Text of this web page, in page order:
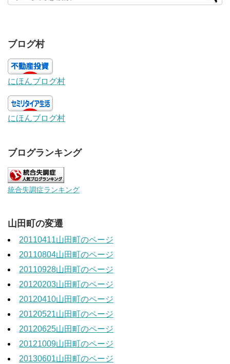
ブログ村
にほんブログ村
にほんブログ村
ブログランキング
統合失調症ランキング
山田町の変遷
20110411山田町のページ
20110804山田町のページ
20110928山田町のページ
20120203山田町のページ
20120410山田町のページ
20120521山田町のページ
20120625山田町のページ
20121009山田町のページ
20130601山田町のページ